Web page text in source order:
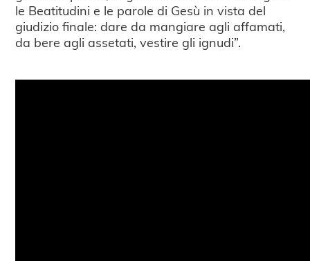
le Beatitudini e le parole di Gesù in vista del
giudizio finale: dare da mangiare agli affamati,
da bere agli assetati, vestire gli ignudi”.